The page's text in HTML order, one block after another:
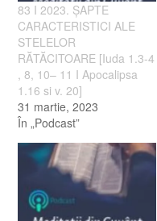
83 I 2023. ȘAPTE
CARACTERISTICI ALE
STELELOR
RĂTĂCITOARE [Iuda 1.3-4
, 8, 10– 11 I Apocalipsa
1.16 si v. 20]
31 martie, 2023
În „Podcast”